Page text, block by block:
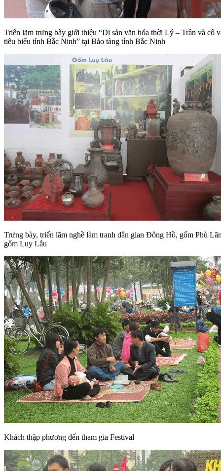
Triển lãm trưng bày giới thiệu “Di sản văn hóa thời Lý – Trần và cổ
tiêu biểu tỉnh Bắc Ninh” tại Bảo tàng tỉnh Bắc Ninh
Trưng bày, triển lãm nghề làm tranh dân gian Đông Hồ, gốm Phù
gốm Luy Lâu
Khách thập phương đến tham gia Festival